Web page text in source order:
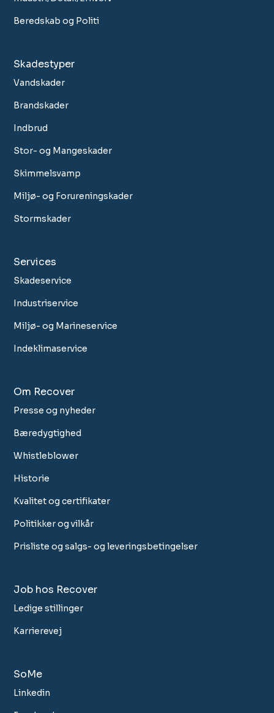
Beredskab og Politi
Skadestyper
Vandskader
Brandskader
Indbrud
Stor- og Mangeskader
Skimmelsvamp
Miljø- og Forureningskader
Stormskader
Services
Skadeservice
Industriservice
Miljø- og Marineservice
Indeklimaservice
Om Recover
Presse og nyheder
Bæredygtighed
Whistleblower
Historie
Kvalitet og certifikater
Politikker og vilkår
Prisliste og salgs- og leveringsbetingelser
Job hos Recover
Ledige stillinger
Karrierevej
SoMe
Linkedin